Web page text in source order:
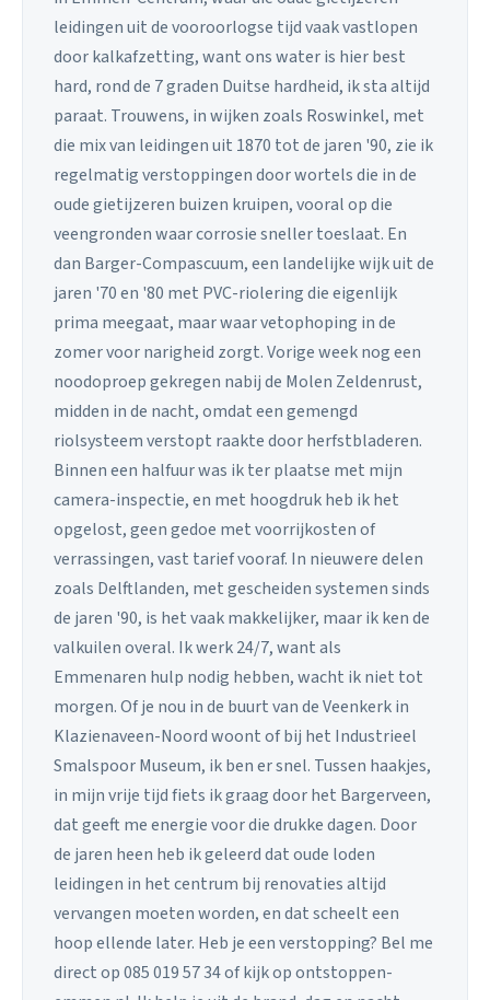
leidingen uit de vooroorlogse tijd vaak vastlopen
door kalkafzetting, want ons water is hier best
hard, rond de 7 graden Duitse hardheid, ik sta altijd
paraat. Trouwens, in wijken zoals Roswinkel, met
die mix van leidingen uit 1870 tot de jaren '90, zie ik
regelmatig verstoppingen door wortels die in de
oude gietijzeren buizen kruipen, vooral op die
veengronden waar corrosie sneller toeslaat. En
dan Barger-Compascuum, een landelijke wijk uit de
jaren '70 en '80 met PVC-riolering die eigenlijk
prima meegaat, maar waar vetophoping in de
zomer voor narigheid zorgt. Vorige week nog een
noodoproep gekregen nabij de Molen Zeldenrust,
midden in de nacht, omdat een gemengd
riolsysteem verstopt raakte door herfstbladeren.
Binnen een halfuur was ik ter plaatse met mijn
camera-inspectie, en met hoogdruk heb ik het
opgelost, geen gedoe met voorrijkosten of
verrassingen, vast tarief vooraf. In nieuwere delen
zoals Delftlanden, met gescheiden systemen sinds
de jaren '90, is het vaak makkelijker, maar ik ken de
valkuilen overal. Ik werk 24/7, want als
Emmenaren hulp nodig hebben, wacht ik niet tot
morgen. Of je nou in de buurt van de Veenkerk in
Klazienaveen-Noord woont of bij het Industrieel
Smalspoor Museum, ik ben er snel. Tussen haakjes,
in mijn vrije tijd fiets ik graag door het Bargerveen,
dat geeft me energie voor die drukke dagen. Door
de jaren heen heb ik geleerd dat oude loden
leidingen in het centrum bij renovaties altijd
vervangen moeten worden, en dat scheelt een
hoop ellende later. Heb je een verstopping? Bel me
direct op 085 019 57 34 of kijk op ontstoppen-